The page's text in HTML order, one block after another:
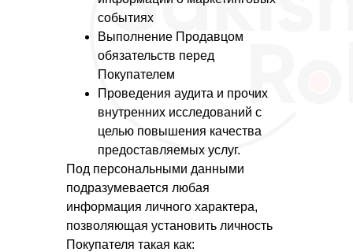
событиях
Выполнение Продавцом
обязательств перед
Покупателем
Проведения аудита и прочих
внутренних исследований с
целью повышения качества
предоставляемых услуг.
Под персональными данными
подразумевается любая
информация личного характера,
позволяющая установить личность
Покупателя такая как: